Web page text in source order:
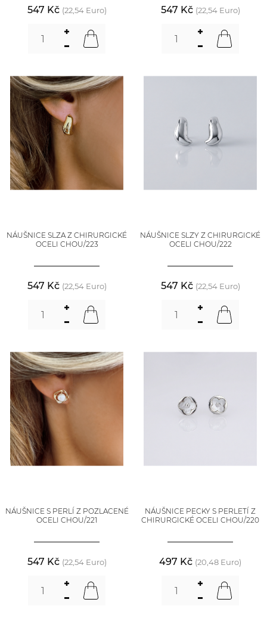
547 Kč (22,54 Euro) 547 Kč (22,54 Euro)
NÁUŠNICE SLZA Z CHIRURGICKÉ
OCELI CHOU/223
547 Kč (22,54 Euro)
NÁUŠNICE SLZY Z CHIRURGICKÉ
OCELI CHOU/222
547 Kč (22,54 Euro)
NÁUŠNICE S PERLÍ Z POZLACENÉ
OCELI CHOU/221
547 Kč (22,54 Euro)
NÁUŠNICE PECKY S PERLETÍ Z
CHIRURGICKÉ OCELI CHOU/220
497 Kč (20,48 Euro)